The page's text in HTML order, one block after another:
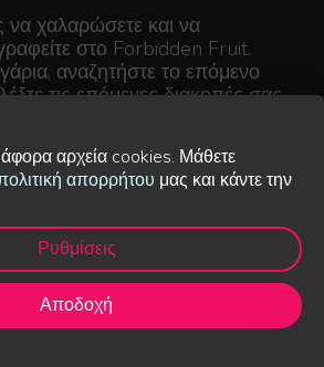
να χαλαρώσετε και να
στο Forbidden Fruit.
αναζητήστε το επόμενο
τις επόμενες διακοπές σας.
είναι συμβολικές.
© 2015 Forbidden fruit
·Πολιτική απορρήτου·info@ffruit.eu
αρχεία cookies. Μάθετε
απορρήτου μας και κάντε την
Ρυθμίσεις
Αποδοχή